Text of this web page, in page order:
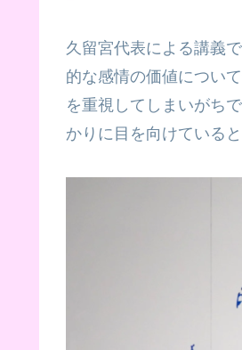
久留宮代表による講義
的な感情の価値につい
を重視してしまいがち
かりに目を向けている